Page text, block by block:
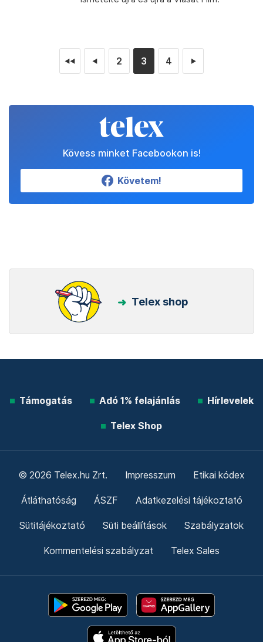
◄◄ ◄ 2 3 4 ►
Kövess minket Facebookon is!
Követem!
Telex shop
Támogatás Adó 1% felajánlás Hírlevelek
Telex Shop
© 2026 Telex.hu Zrt. Impresszum Etikai kódex
Átláthatóság ÁSZF Adatkezelési tájékoztató
Sütitájékoztató Süti beállítások Szabályzatok
Kommentelési szabályzat Telex Sales